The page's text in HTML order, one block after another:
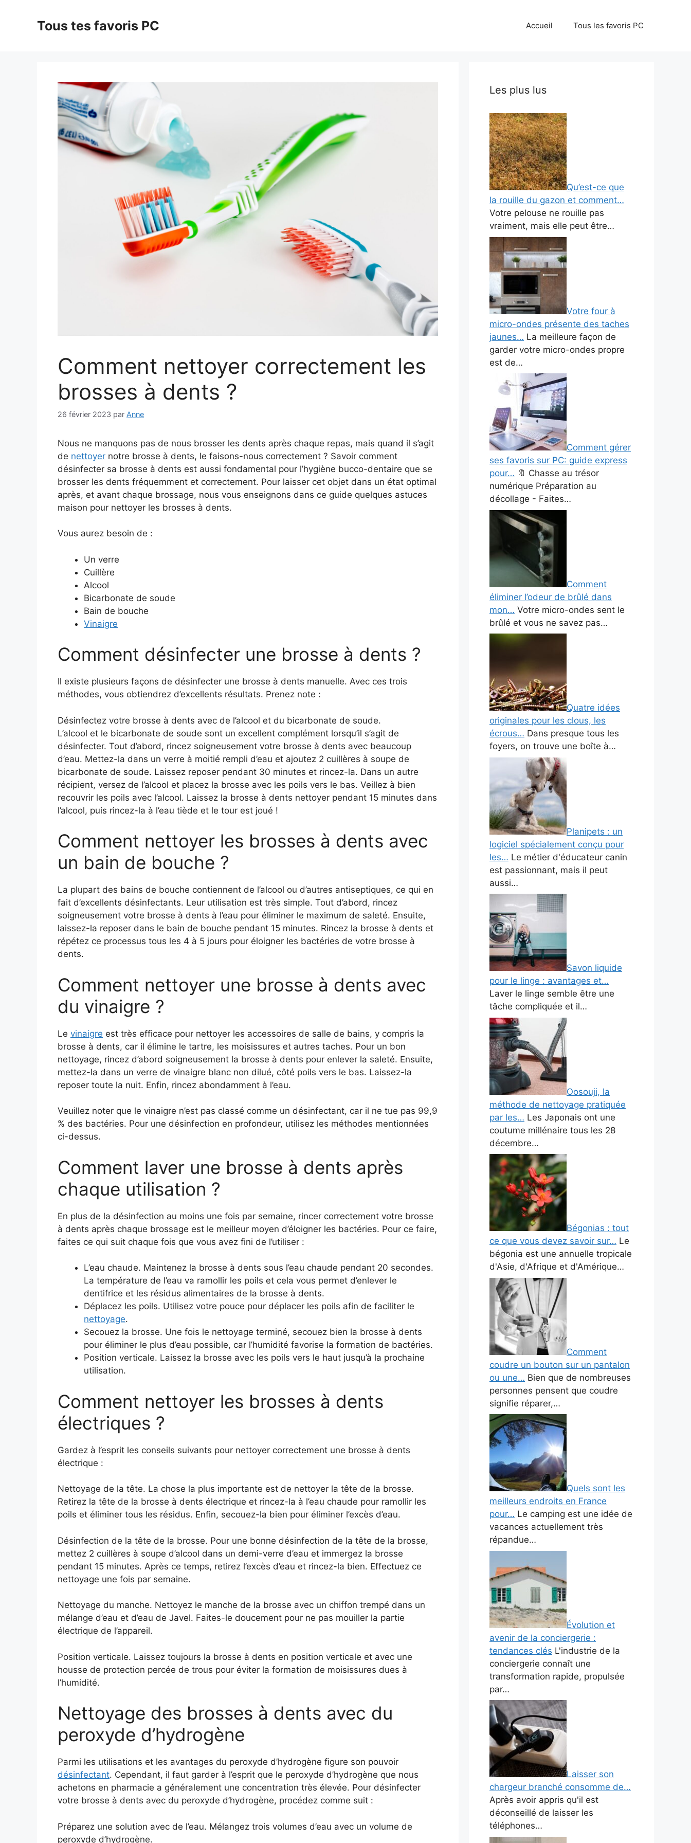
Tous tes favoris PC Accueil Tous les favoris PC
Comment nettoyer correctement les
brosses à dents ?
26 février 2023 par Anne
Nous ne manquons pas de nous brosser les dents après chaque repas, mais quand il s’agit
de nettoyer notre brosse à dents, le faisons-nous correctement ? Savoir comment
désinfecter sa brosse à dents est aussi fondamental pour l’hygiène bucco-dentaire que se
brosser les dents fréquemment et correctement. Pour laisser cet objet dans un état optimal
après, et avant chaque brossage, nous vous enseignons dans ce guide quelques astuces
maison pour nettoyer les brosses à dents.
Vous aurez besoin de :
Un verre
Cuillère
Alcool
Bicarbonate de soude
Bain de bouche
Vinaigre
Comment désinfecter une brosse à dents ?
Il existe plusieurs façons de désinfecter une brosse à dents manuelle. Avec ces trois
méthodes, vous obtiendrez d’excellents résultats. Prenez note :
Désinfectez votre brosse à dents avec de l’alcool et du bicarbonate de soude.
L’alcool et le bicarbonate de soude sont un excellent complément lorsqu’il s’agit de
désinfecter. Tout d’abord, rincez soigneusement votre brosse à dents avec beaucoup
d’eau. Mettez-la dans un verre à moitié rempli d’eau et ajoutez 2 cuillères à soupe de
bicarbonate de soude. Laissez reposer pendant 30 minutes et rincez-la. Dans un autre
récipient, versez de l’alcool et placez la brosse avec les poils vers le bas. Veillez à bien
recouvrir les poils avec l’alcool. Laissez la brosse à dents nettoyer pendant 15 minutes dans
l’alcool, puis rincez-la à l’eau tiède et le tour est joué !
Comment nettoyer les brosses à dents avec
un bain de bouche ?
La plupart des bains de bouche contiennent de l’alcool ou d’autres antiseptiques, ce qui en
fait d’excellents désinfectants. Leur utilisation est très simple. Tout d’abord, rincez
soigneusement votre brosse à dents à l’eau pour éliminer le maximum de saleté. Ensuite,
laissez-la reposer dans le bain de bouche pendant 15 minutes. Rincez la brosse à dents et
répétez ce processus tous les 4 à 5 jours pour éloigner les bactéries de votre brosse à
dents.
Comment nettoyer une brosse à dents avec
du vinaigre ?
Le vinaigre est très efficace pour nettoyer les accessoires de salle de bains, y compris la
brosse à dents, car il élimine le tartre, les moisissures et autres taches. Pour un bon
nettoyage, rincez d’abord soigneusement la brosse à dents pour enlever la saleté. Ensuite,
mettez-la dans un verre de vinaigre blanc non dilué, côté poils vers le bas. Laissez-la
reposer toute la nuit. Enfin, rincez abondamment à l’eau.
Veuillez noter que le vinaigre n’est pas classé comme un désinfectant, car il ne tue pas 99,9
% des bactéries. Pour une désinfection en profondeur, utilisez les méthodes mentionnées
ci-dessus.
Comment laver une brosse à dents après
chaque utilisation ?
En plus de la désinfection au moins une fois par semaine, rincer correctement votre brosse
à dents après chaque brossage est le meilleur moyen d’éloigner les bactéries. Pour ce faire,
faites ce qui suit chaque fois que vous avez fini de l’utiliser :
L’eau chaude. Maintenez la brosse à dents sous l’eau chaude pendant 20 secondes.
La température de l’eau va ramollir les poils et cela vous permet d’enlever le
dentifrice et les résidus alimentaires de la brosse à dents.
Déplacez les poils. Utilisez votre pouce pour déplacer les poils afin de faciliter le
nettoyage.
Secouez la brosse. Une fois le nettoyage terminé, secouez bien la brosse à dents
pour éliminer le plus d’eau possible, car l’humidité favorise la formation de bactéries.
Position verticale. Laissez la brosse avec les poils vers le haut jusqu’à la prochaine
utilisation.
Comment nettoyer les brosses à dents
électriques ?
Gardez à l’esprit les conseils suivants pour nettoyer correctement une brosse à dents
électrique :
Nettoyage de la tête. La chose la plus importante est de nettoyer la tête de la brosse.
Retirez la tête de la brosse à dents électrique et rincez-la à l’eau chaude pour ramollir les
poils et éliminer tous les résidus. Enfin, secouez-la bien pour éliminer l’excès d’eau.
Désinfection de la tête de la brosse. Pour une bonne désinfection de la tête de la brosse,
mettez 2 cuillères à soupe d’alcool dans un demi-verre d’eau et immergez la brosse
pendant 15 minutes. Après ce temps, retirez l’excès d’eau et rincez-la bien. Effectuez ce
nettoyage une fois par semaine.
Nettoyage du manche. Nettoyez le manche de la brosse avec un chiffon trempé dans un
mélange d’eau et d’eau de Javel. Faites-le doucement pour ne pas mouiller la partie
électrique de l’appareil.
Position verticale. Laissez toujours la brosse à dents en position verticale et avec une
housse de protection percée de trous pour éviter la formation de moisissures dues à
l’humidité.
Nettoyage des brosses à dents avec du
peroxyde d’hydrogène
Parmi les utilisations et les avantages du peroxyde d’hydrogène figure son pouvoir
désinfectant. Cependant, il faut garder à l’esprit que le peroxyde d’hydrogène que nous
achetons en pharmacie a généralement une concentration très élevée. Pour désinfecter
votre brosse à dents avec du peroxyde d’hydrogène, procédez comme suit :
Préparez une solution avec de l’eau. Mélangez trois volumes d’eau avec un volume de
peroxyde d’hydrogène.
Les plus lus
Qu’est-ce que
la rouille du gazon et comment…
Votre pelouse ne rouille pas
vraiment, mais elle peut être…
Votre four à
micro-ondes présente des taches
jaunes… La meilleure façon de
garder votre micro-ondes propre
est de…
Comment gérer
ses favoris sur PC: guide express
pour… 🔖 Chasse au trésor
numérique Préparation au
décollage - Faites…
Comment
éliminer l’odeur de brûlé dans
mon… Votre micro-ondes sent le
brûlé et vous ne savez pas…
Quatre idées
originales pour les clous, les
écrous… Dans presque tous les
foyers, on trouve une boîte à…
Planipets : un
logiciel spécialement conçu pour
les… Le métier d'éducateur canin
est passionnant, mais il peut
aussi…
Savon liquide
pour le linge : avantages et…
Laver le linge semble être une
tâche compliquée et il…
Oosouji, la
méthode de nettoyage pratiquée
par les… Les Japonais ont une
coutume millénaire tous les 28
décembre…
Bégonias : tout
ce que vous devez savoir sur… Le
bégonia est une annuelle tropicale
d'Asie, d'Afrique et d'Amérique…
Comment
coudre un bouton sur un pantalon
ou une… Bien que de nombreuses
personnes pensent que coudre
signifie réparer,…
Quels sont les
meilleurs endroits en France
pour… Le camping est une idée de
vacances actuellement très
répandue…
Évolution et
avenir de la conciergerie :
tendances clés L'industrie de la
conciergerie connaît une
transformation rapide, propulsée
par…
Laisser son
chargeur branché consomme de…
Après avoir appris qu'il est
déconseillé de laisser les
téléphones…